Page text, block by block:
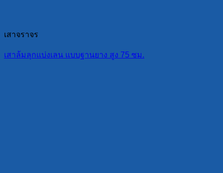
เสาจราจร
เสาล้มลุกแบ่งเลน แบบฐานยาง สูง 75 ซม.